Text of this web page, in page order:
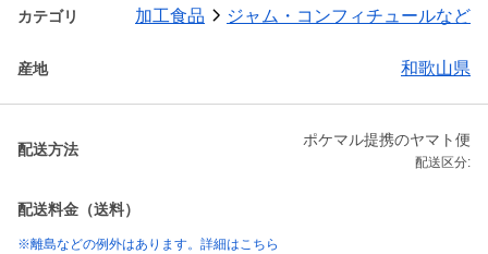
カテゴリ 加工食品 ジャム・コンフィチュールなど
産地 和歌山県
配送方法
ポケマル提携のヤマト便
配送区分:
配送料金（送料）
※離島などの例外はあります。詳細はこちら